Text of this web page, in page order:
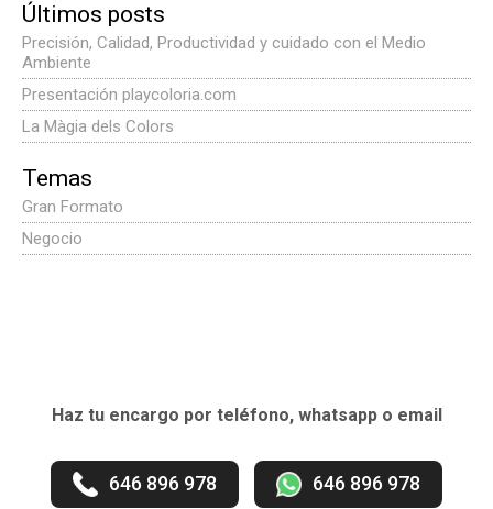
Últimos posts
Precisión, Calidad, Productividad y cuidado con el Medio
Ambiente
Presentación playcoloria.com
La Màgia dels Colors
Temas
Gran Formato
Negocio
Haz tu encargo por teléfono, whatsapp o email
646 896 978 646 896 978